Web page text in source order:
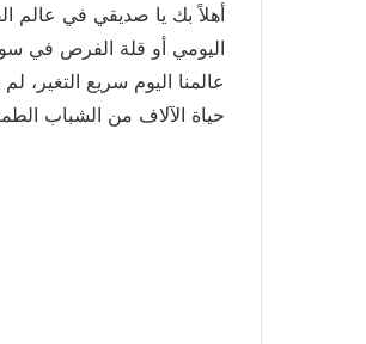
أهلاً بك يا صديقي في عالم
اليومي أو قلة الفرص في
عالمنا اليوم سريع التغير، لم
حياة الآلاف من الشباب